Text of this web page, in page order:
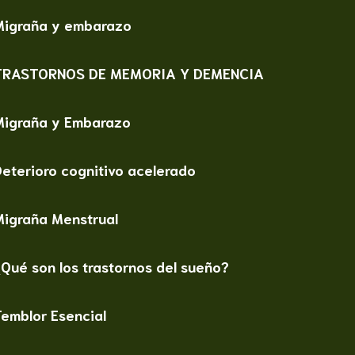
y embarazo
DE MEMORIA Y DEMENCIA
y Embarazo
cognitivo acelerado
Menstrual
son los trastornos del sueño?
Esencial